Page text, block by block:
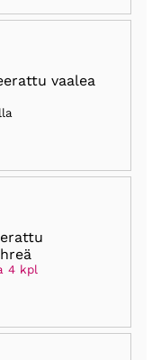
vaalea
4 kpl